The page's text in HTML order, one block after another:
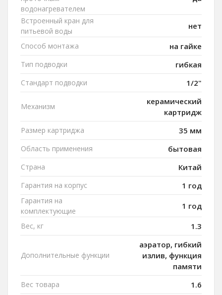
водонагревателем
Встроенный кран для
питьевой воды
нет
Способ монтажа на гайке
Тип подводки гибкая
Стандарт подводки 1/2"
Механизм
керамический
картридж
Размер картриджа 35 мм
Область применения бытовая
Страна Китай
Гарантия на корпус 1 год
Гарантия на
комплектующие
1 год
Вес, кг 1.3
Дополнительные функции
аэратор, гибкий
излив, функция
памяти
Вес товара 1.6